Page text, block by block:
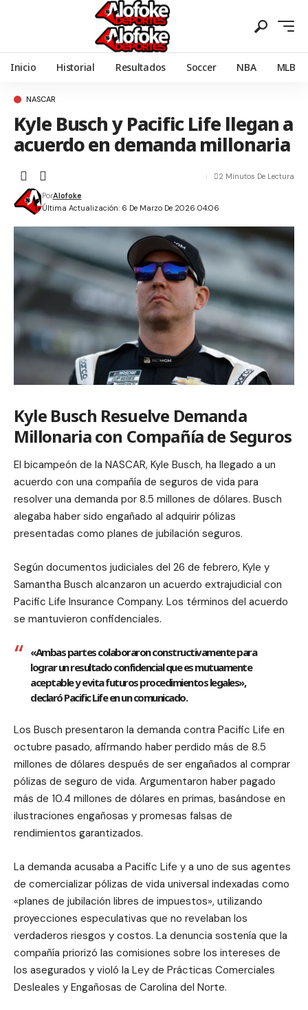
Inicio Historial Resultados Soccer NBA MLB
NASCAR
Kyle Busch y Pacific Life llegan a
acuerdo en demanda millonaria
Última Actualización: 6 De Marzo De 2026 04:06
PorAlofoke
2 Minutos De Lectura
Kyle Busch Resuelve Demanda
Millonaria con Compañía de Seguros
El bicampeón de la NASCAR, Kyle Busch, ha llegado a un
acuerdo con una compañía de seguros de vida para
resolver una demanda por 8.5 millones de dólares. Busch
alegaba haber sido engañado al adquirir pólizas
presentadas como planes de jubilación seguros.
Según documentos judiciales del 26 de febrero, Kyle y
Samantha Busch alcanzaron un acuerdo extrajudicial con
Pacific Life Insurance Company. Los términos del acuerdo
se mantuvieron confidenciales.
«Ambas partes colaboraron constructivamente para
lograr un resultado confidencial que es mutuamente
aceptable y evita futuros procedimientos legales»,
declaró Pacific Life en un comunicado.
Los Busch presentaron la demanda contra Pacific Life en
octubre pasado, afirmando haber perdido más de 8.5
millones de dólares después de ser engañados al comprar
pólizas de seguro de vida. Argumentaron haber pagado
más de 10.4 millones de dólares en primas, basándose en
ilustraciones engañosas y promesas falsas de
rendimientos garantizados.
La demanda acusaba a Pacific Life y a uno de sus agentes
de comercializar pólizas de vida universal indexadas como
«planes de jubilación libres de impuestos», utilizando
proyecciones especulativas que no revelaban los
verdaderos riesgos y costos. La denuncia sostenía que la
compañía priorizó las comisiones sobre los intereses de
los asegurados y violó la Ley de Prácticas Comerciales
Desleales y Engañosas de Carolina del Norte.